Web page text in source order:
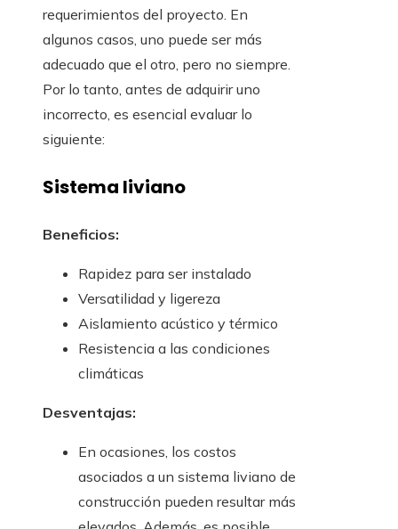
requerimientos del proyecto. En
algunos casos, uno puede ser más
adecuado que el otro, pero no siempre.
Por lo tanto, antes de adquirir uno
incorrecto, es esencial evaluar lo
siguiente:
Sistema liviano
Beneficios:
Rapidez para ser instalado
Versatilidad y ligereza
Aislamiento acústico y térmico
Resistencia a las condiciones
climáticas
Desventajas:
En ocasiones, los costos
asociados a un sistema liviano de
construcción pueden resultar más